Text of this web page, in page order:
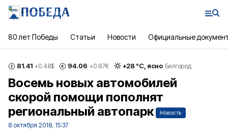
80 лет Победы Статьи Новости Официальные
81.41 +0.48$ 94.06 +0.87€ +28 °С, ясно Белгород
Восемь новых автомобилей
скорой помощи пополнят
региональный автопарк
Новость
8 октября 2018, 15:37